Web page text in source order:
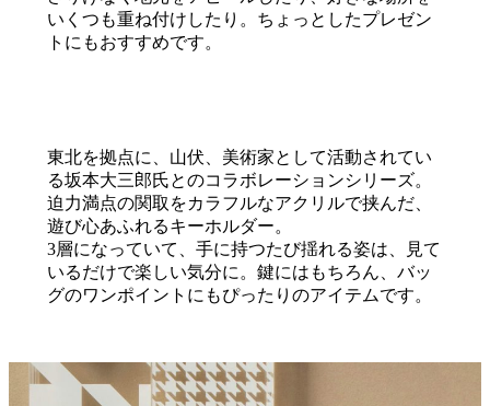
いくつも重ね付けしたり。ちょっとしたプレゼン
トにもおすすめです。
東北を拠点に、⼭伏、美術家として活動されてい
る坂本⼤三郎⽒とのコラボレーションシリーズ。
迫力満点の関取をカラフルなアクリルで挟んだ、
遊び心あふれるキーホルダー。
3層になっていて、手に持つたび揺れる姿は、見て
いるだけで楽しい気分に。鍵にはもちろん、バッ
グのワンポイントにもぴったりのアイテムです。